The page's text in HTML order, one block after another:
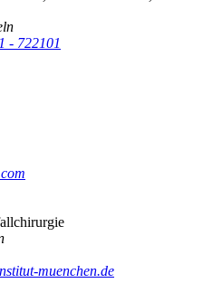
- 722101
muenchen.de